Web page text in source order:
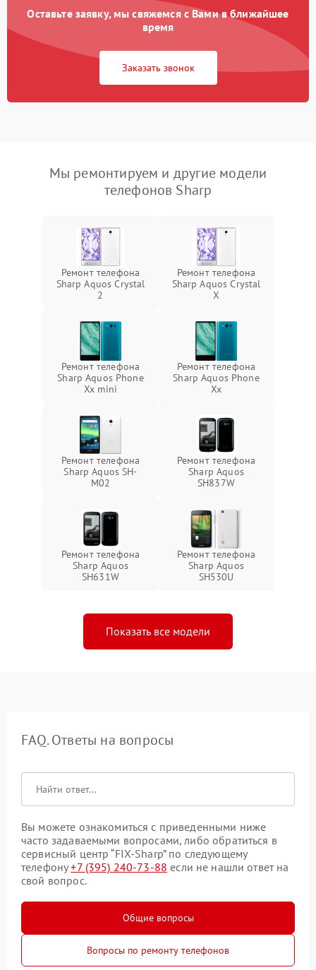
Оставьте заявку, мы свяжемся с Вами в ближайшее
время
Заказать звонок
Мы ремонтируем и другие модели
телефонов Sharp
Ремонт телефона
Sharp Aquos Crystal
2
Ремонт телефона
Sharp Aquos Crystal
X
Ремонт телефона
Sharp Aquos Phone
Xx mini
Ремонт телефона
Sharp Aquos Phone
Xx
Ремонт телефона
Sharp Aquos SH-
M02
Ремонт телефона
Sharp Aquos
SH837W
Ремонт телефона
Sharp Aquos
SH631W
Ремонт телефона
Sharp Aquos
SH530U
Показать все модели
FAQ. Ответы на вопросы
Вы можете ознакомиться с приведенными ниже
часто задаваемыми вопросами, либо обратиться в
сервисный центр “FIX-Sharp” по следующему
телефону+7 (395) 240-73-88 если не нашли ответ на
свой вопрос.
Общие вопросы
Вопросы по ремонту телефонов